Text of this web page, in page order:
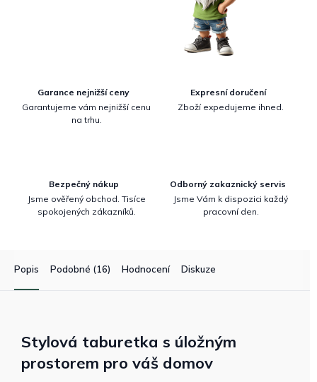
Garance nejnižší ceny
Garantujeme vám nejnižší cenu
na trhu.
Expresní doručení
Zboží expedujeme ihned.
Bezpečný nákup
Jsme ověřený obchod. Tisíce
spokojených zákazníků.
Odborný zakaznický servis
Jsme Vám k dispozici každý
pracovní den.
Popis Podobné (16) Hodnocení Diskuze
Stylová taburetka s úložným
prostorem pro váš domov